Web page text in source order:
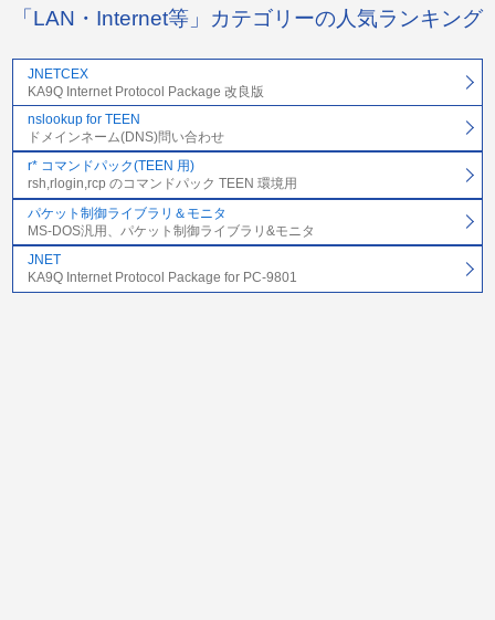
「LAN・Internet等」カテゴリーの人気ランキング
JNETCEX
KA9Q Internet Protocol Package 改良版
nslookup for TEEN
ドメインネーム(DNS)問い合わせ
r* コマンドパック(TEEN 用)
rsh,rlogin,rcp のコマンドパック TEEN 環境用
パケット制御ライブラリ＆モニタ
MS-DOS汎用、パケット制御ライブラリ&モニタ
JNET
KA9Q Internet Protocol Package for PC-9801